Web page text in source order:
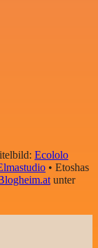
Ecololo
• Etoshas
unter